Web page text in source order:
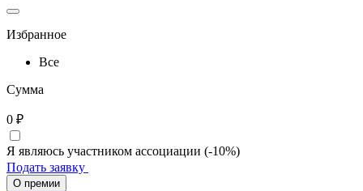
Избранное
Все
Сумма
0 ₽
Я являюсь участником ассоциации (-10%)
Подать заявку
О премии